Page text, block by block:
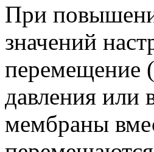
При
значений
перемещение
давления или
мембраны